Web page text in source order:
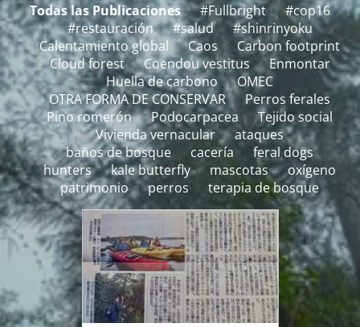
Todas las Publicaciones #Fullbright
#cop16
#restauración
#salud
#shinrinyoku
Calentamiento global
Caos
Carbon footprint
Cloud forest
Coendou vestitus
Enmontar
Huella de carbono
OMEC
OTRA FORMA DE CONSERVAR
Perros ferales
Pino romerón
Podocarpacea
Tejido social
Vivienda vernacular
ataques
baños de bosque
cacería
feral dogs
hunters
kale butterfly mascotas
oxígeno
patrimonio
perros terapia de bosque